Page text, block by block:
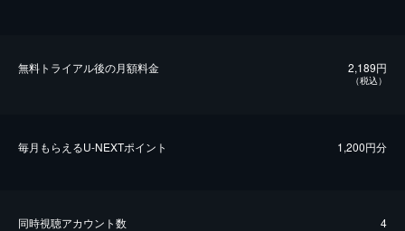
無料トライアル後の⽉額料金 2,189円
（税込）
毎⽉もらえるU-NEXTポイント 1,200円分
同時視聴アカウント数 4